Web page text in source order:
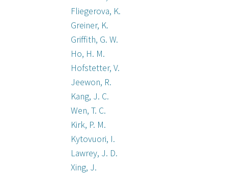
Fliegerova, K.
Greiner, K.
Griffith, G. W.
Ho, H. M.
Hofstetter, V.
Jeewon, R.
Kang, J. C.
Wen, T. C.
Kirk, P. M.
Kytovuori, I.
Lawrey, J. D.
Xing, J.